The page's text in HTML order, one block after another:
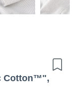
Cotton™",